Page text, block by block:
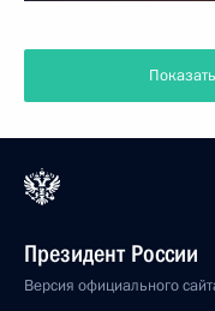
Президент России
Версия официального